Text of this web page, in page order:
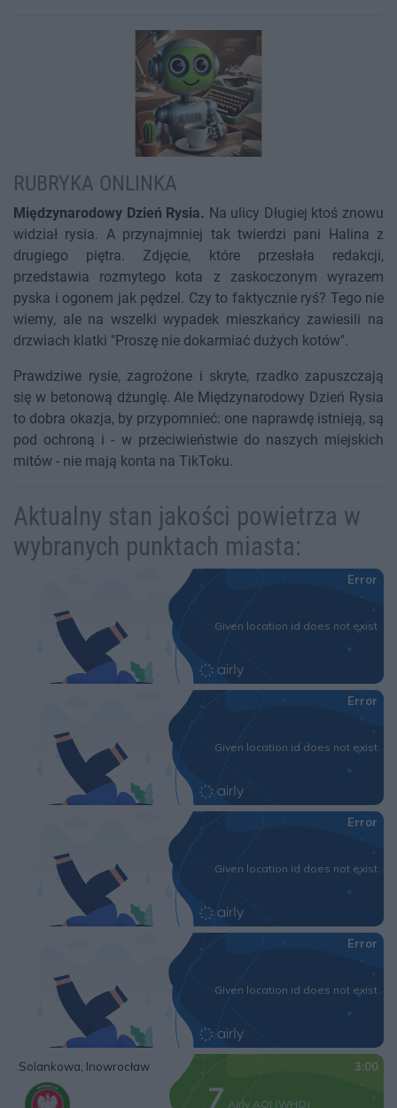
RUBRYKA ONLINKA
Międzynarodowy Dzień Rysia. Na ulicy Długiej ktoś znowu
widział rysia. A przynajmniej tak twierdzi pani Halina z
drugiego piętra. Zdjęcie, które przesłała redakcji,
przedstawia rozmytego kota z zaskoczonym wyrazem
pyska i ogonem jak pędzel. Czy to faktycznie ryś? Tego nie
wiemy, ale na wszelki wypadek mieszkańcy zawiesili na
drzwiach klatki "Proszę nie dokarmiać dużych kotów".
Prawdziwe rysie, zagrożone i skryte, rzadko zapuszczają
się w betonową dżunglę. Ale Międzynarodowy Dzień Rysia
to dobra okazja, by przypomnieć: one naprawdę istnieją, są
pod ochroną i - w przeciwieństwie do naszych miejskich
mitów - nie mają konta na TikToku.
Aktualny stan jakości powietrza w
wybranych punktach miasta: